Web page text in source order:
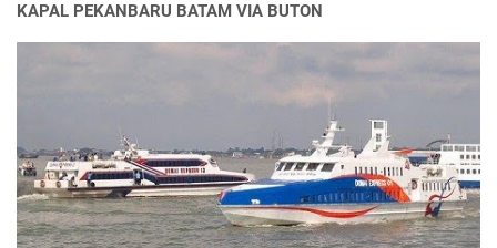
KAPAL PEKANBARU BATAM VIA BUTON